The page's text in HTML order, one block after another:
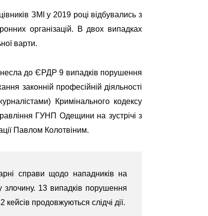
ЗМІу 2019 році відбувались з
організацій.
В двох випадках
варти.
до ЄРДР 9 випадків порушення
законній професійній діяльності
Кримінального кодексу
ГУНП Одещини на зустрічі з
Павлом Колотвіним.
справи щодо нападників на
злочину. 13 випадків порушення
продовжуються слідчі дії.